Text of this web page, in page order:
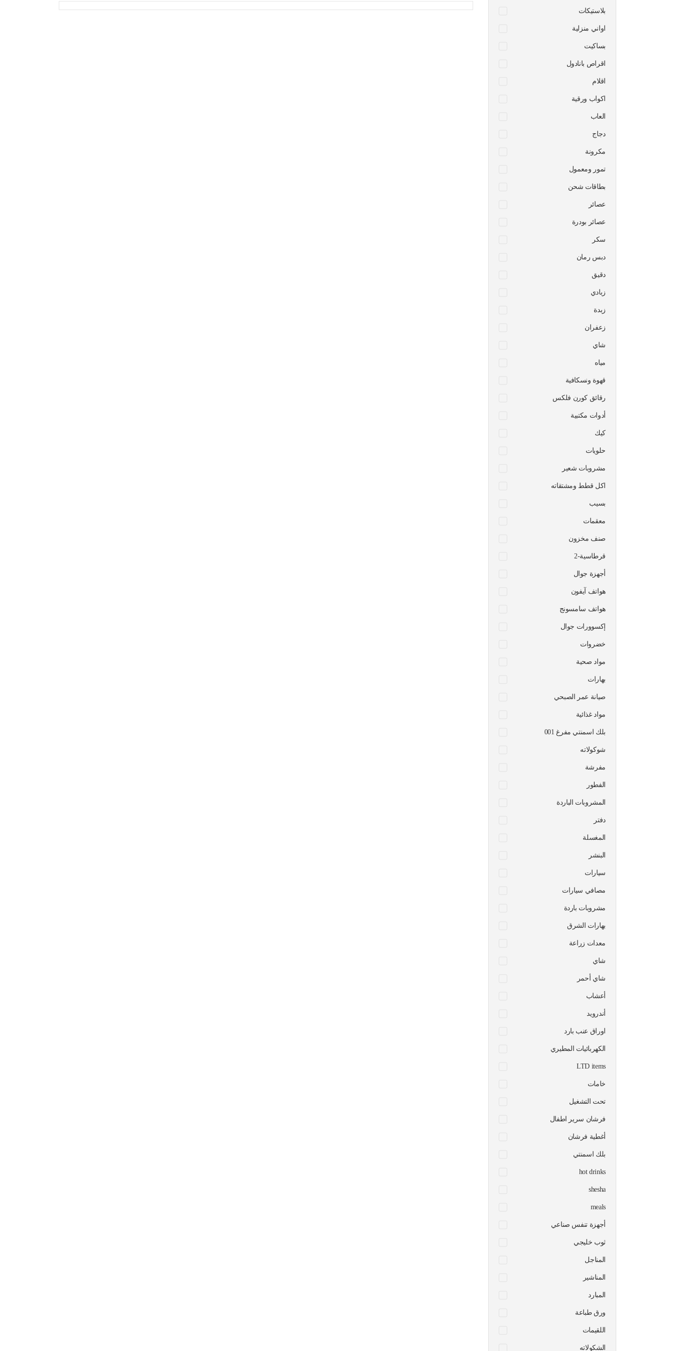
بلاستيكات
اواني منزلية
بساكيت
اقراص بانادول
اقلام
اكواب ورقية
العاب
دجاج
مكرونة
تمور ومعمول
بطاقات شحن
عصائر
عصائر بودرة
سكر
دبس رمان
دقيق
زبادي
زبدة
زعفران
شاي
مياه
قهوة ونسكافية
رقائق كورن فلكس
أدوات مكتبية
كيك
حلويات
مشروبات شعير
اكل قطط ومشتقاته
بسيب
معقمات
صنف مخزون
قرطاسية-2
أجهزة جوال
هواتف آيفون
هواتف سامسونج
إكسوورات جوال
خضروات
مواد صحية
بهارات
صيانة عمر الصبحي
مواد غذائية
بلك اسمنتي مفرغ 001
شوكولاته
مفرشة
الفطور
المشروبات الباردة
دفتر
المغسلة
البنشر
سيارات
مصافي سيارات
مشروبات باردة
بهارات الشرق
معدات زراعة
شاي
شاي أحمر
أعشاب
أندرويد
اوراق عنب بارد
الكهربائيات المطيري
LTD items
خامات
تحت التشغيل
فرشان سرير اطفال
أغطية فرشان
بلك اسمنتي
hot drinks
shesha
meals
أجهزة تنفس صناعي
ثوب خليجي
المناجل
المناشير
المبارد
ورق طباعة
اللقيمات
الشكولاته